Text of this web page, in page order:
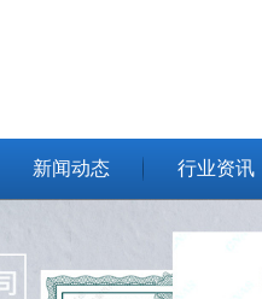
新闻动态 行业资讯